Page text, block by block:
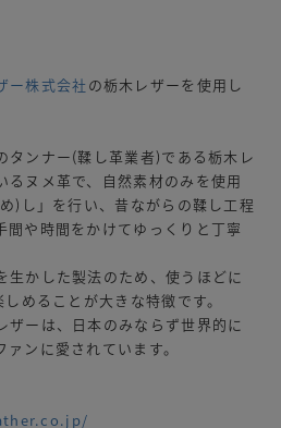
ー株式会社の栃木レザーを使用し
タンナー(鞣し革業者)である栃木レ
るヌメ革で、自然素材のみを使用
)し」を行い、昔ながらの鞣し工程
間や時間をかけてゆっくりと丁寧
生かした製法のため、使うほどに
めることが大きな特徴です。
ザーは、日本のみならず世界的に
ンに愛されています。